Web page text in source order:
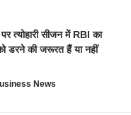
त्योहारी सीजन में RBI का
डरने की जरूरत हैं या नहीं
News